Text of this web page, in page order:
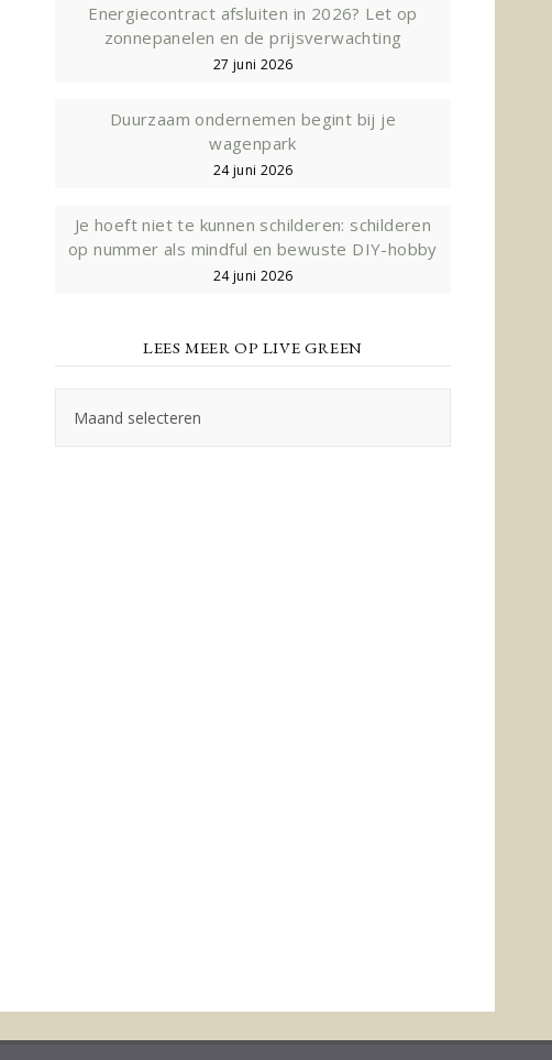
Energiecontract afsluiten in 2026? Let op
zonnepanelen en de prijsverwachting
27 juni 2026
Duurzaam ondernemen begint bij je
wagenpark
24 juni 2026
Je hoeft niet te kunnen schilderen: schilderen
op nummer als mindful en bewuste DIY-hobby
24 juni 2026
LEES MEER OP LIVE GREEN
meer